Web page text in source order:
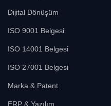
Dijital Dönüşüm
ISO 9001 Belgesi
ISO 14001 Belgesi
ISO 27001 Belgesi
Marka & Patent
ERP & Yazılım